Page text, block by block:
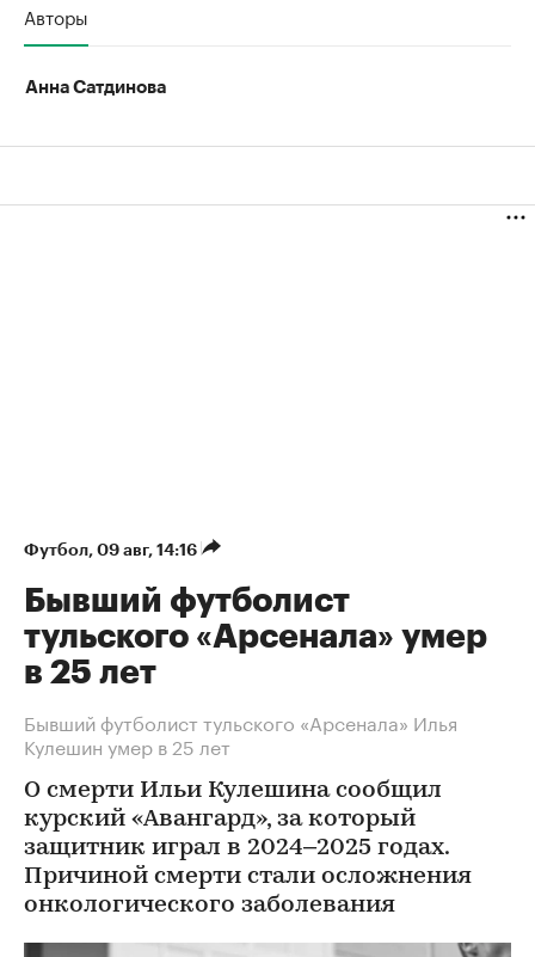
Авторы
Анна Сатдинова
Футбол⁠, 09 авг, 14:16
Бывший футболист
тульского «Арсенала» умер
в 25 лет
Бывший футболист тульского «Арсенала» Илья
Кулешин умер в 25 лет
О смерти Ильи Кулешина сообщил
курский «Авангард», за который
защитник играл в 2024–2025 годах.
Причиной смерти стали осложнения
онкологического заболевания